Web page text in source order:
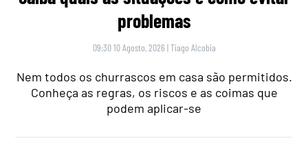
problemas
09:30 10 Agosto, 2026 |Tiago Alcobia
Nem todos os churrascos em casa são permitidos.
Conheça as regras, os riscos e as coimas que
podem aplicar-se